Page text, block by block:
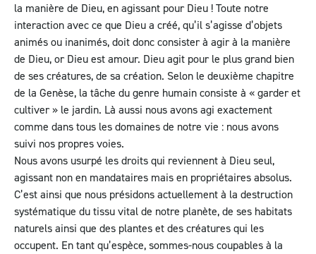
la manière de Dieu, en agissant pour Dieu ! Toute notre
interaction avec ce que Dieu a créé, qu’il s’agisse d’objets
animés ou inanimés, doit donc consister à agir à la manière
de Dieu, or Dieu est amour. Dieu agit pour le plus grand bien
de ses créatures, de sa création. Selon le deuxième chapitre
de la Genèse, la tâche du genre humain consiste à « garder et
cultiver » le jardin. Là aussi nous avons agi exactement
comme dans tous les domaines de notre vie : nous avons
suivi nos propres voies.
Nous avons usurpé les droits qui reviennent à Dieu seul,
agissant non en mandataires mais en propriétaires absolus.
C’est ainsi que nous présidons actuellement à la destruction
systématique du tissu vital de notre planète, de ses habitats
naturels ainsi que des plantes et des créatures qui les
occupent. En tant qu’espèce, sommes-nous coupables à la